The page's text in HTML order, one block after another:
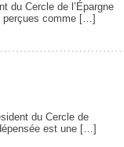
du Cercle de l’Épargne
perçues comme […]
du Cercle de
est une […]